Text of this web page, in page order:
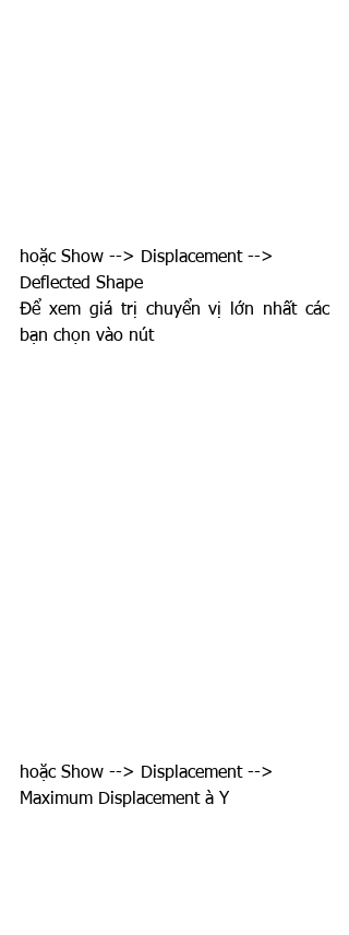
hoặc Show --> Displacement -->
Deflected Shape
Để xem giá trị chuyển vị lớn nhất các
bạn chọn vào nút
hoặc Show --> Displacement -->
Maximum Displacement à Y